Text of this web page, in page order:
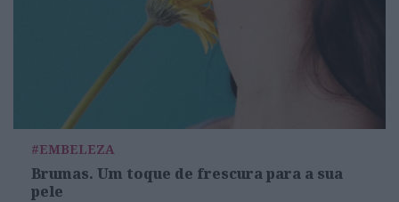
#EMBELEZA
Brumas. Um toque de frescura para a sua
pele